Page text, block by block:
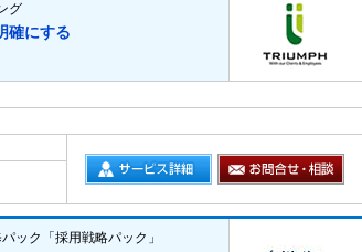
グ
確にする
ック「採用戦略パック」